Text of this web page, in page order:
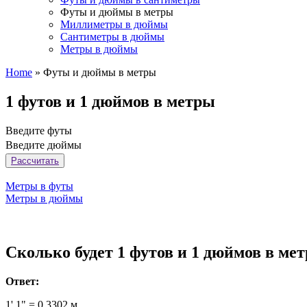
Футы и дюймы в метры
Миллиметры в дюймы
Сантиметры в дюймы
Метры в дюймы
Home » Футы и дюймы в метры
1 футов и 1 дюймов в метры
Введите футы
Введите дюймы
Рассчитать
Метры в футы
Метры в дюймы
Сколько будет 1 футов и 1 дюймов в
Ответ:
1' 1" = 0.3302 м